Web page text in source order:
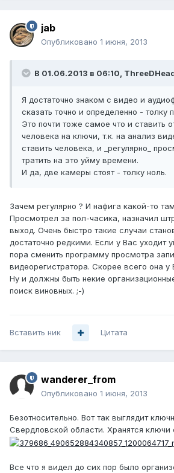
jab
Опубликовано 1 июня, 2013
В 01.06.2013 в 06:10,
Я достаточно знаком с видео и
сказать точно и определенно - толку
Это почти тоже самое что и ставить
человека на ключи, т.к. на анализ
ставить человека, и _регулярно_
тратить на это уйму времени.
И да, две камеры стоят - толку ноль.
Зачем регулярно ? И нафига какой-то
Просмотрел за пол-часика, назначил
выход. Очень быстро такие случаи
достаточно редкими. Если у Вас уходит
пора сменить программу просмотра
видеорегистратора. Скорее всего она у
Ну и должны быть некие
поиск виновных. ;-)
Вставить ник Цитата
wanderer_from
Опубликовано 1 июня, 2013
Безотносительно. Вот так выглядит
Свердловской области. Хранятся ключи
Все что я видел до сих пор было